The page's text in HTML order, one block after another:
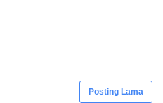
Posting Lama